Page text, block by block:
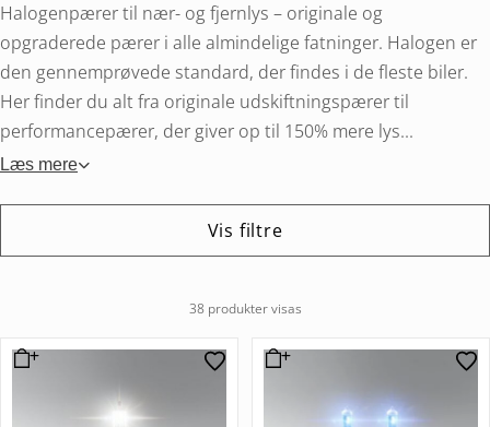
Halogenpærer til nær- og fjernlys – originale og
opgraderede pærer i alle almindelige fatninger. Halogen er
den gennemprøvede standard, der findes i de fleste biler.
Her finder du alt fra originale udskiftningspærer til
performancepærer, der giver op til 150% mere lys...
Læs mere
Vis filtre
38 produkter visas